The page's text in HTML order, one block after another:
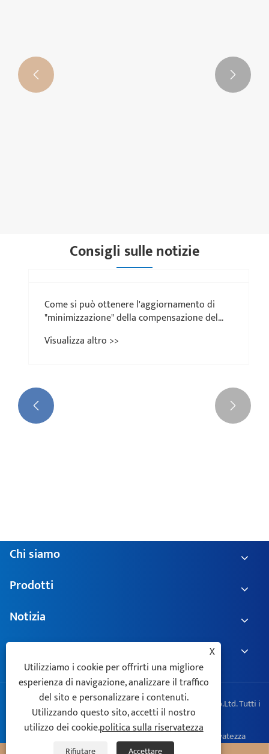
 
Consigli sulle notizie
potere reattivo e del controllo armonico nella
ristrutturazione di vecchie sale di
Visualizza altro >>
Notizia
Contattaci
X
Utilizziamo i cookie per offrirti una migliore
esperienza di navigazione, analizzare il traffico
del sito e personalizzare i contenuti.
Utilizzando questo sito, accetti il ​​nostro
utilizzo dei cookie.politica sulla riservatezza